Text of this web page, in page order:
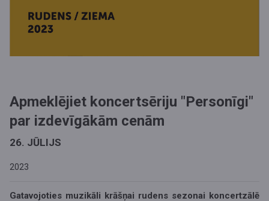
Apmeklējiet koncertsēriju "Personīgi"
par izdevīgākām cenām
26. JŪLIJS
2023
Gatavojoties muzikāli krāšņai rudens sezonai koncertzālē